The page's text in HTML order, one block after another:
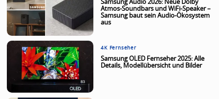
Samsung Audio 2026: Neue Dolby
Atmos-Soundbars und WiFi-Speaker –
Samsung baut sein Audio-Ökosystem
aus
4K Fernseher
Samsung OLED Fernseher 2025: Alle
Details, Modellübersicht und Bilder